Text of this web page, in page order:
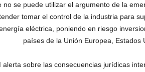
no se puede utilizar el argumento de la
tomar el control de la industria para
eléctrica, poniendo en riesgo
países de la Unión Europea, Estados
alerta sobre las consecuencias jurídicas